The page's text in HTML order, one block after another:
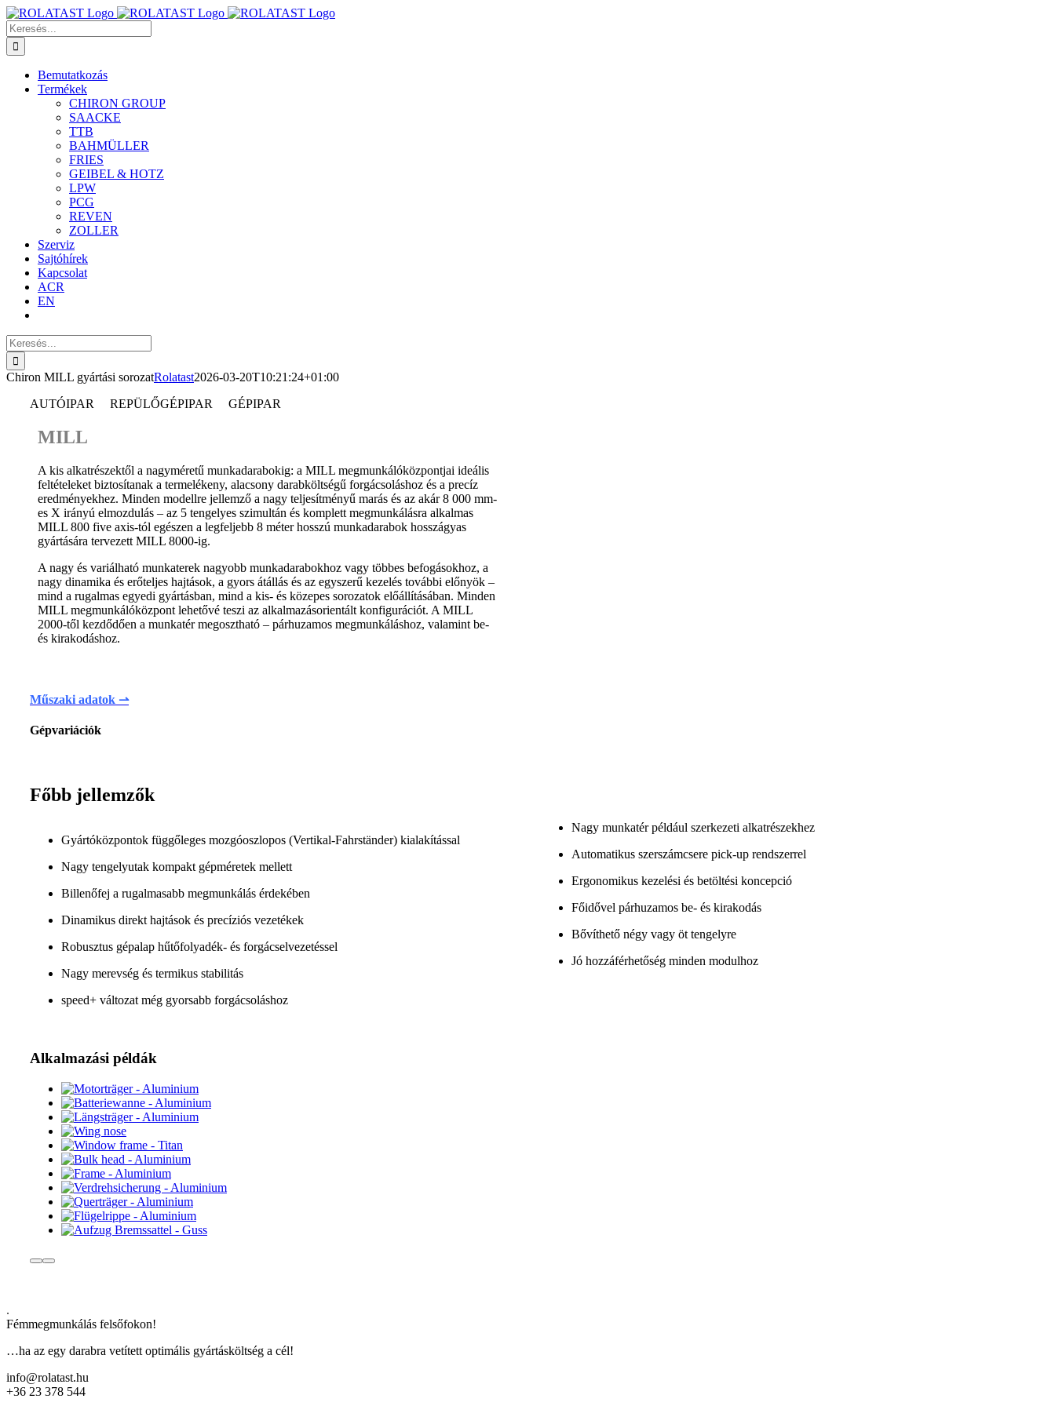
Kihagyás
Keresés...
Bemutatkozás
Termékek
CHIRON GROUP
SAACKE
TTB
BAHMÜLLER
FRIES
GEIBEL & HOTZ
LPW
PCG
REVEN
ZOLLER
Szerviz
Sajtóhírek
Kapcsolat
ACR
EN
Keresés...
Chiron MILL gyártási sorozatRolatast2026-03-20T10:21:24+01:00
AUTÓIPAR REPÜLŐGÉPIPAR GÉPIPAR
MILL
A kis alkatrészektől a nagyméretű munkadarabokig: a MILL megmunkálóközpontjai ideális
feltételeket biztosítanak a termelékeny, alacsony darabköltségű forgácsoláshoz és a precíz
eredményekhez. Minden modellre jellemző a nagy teljesítményű marás és az akár 8 000 mm-
es X irányú elmozdulás – az 5 tengelyes szimultán és komplett megmunkálásra alkalmas
MILL 800 five axis-tól egészen a legfeljebb 8 méter hosszú munkadarabok hosszágyas
gyártására tervezett MILL 8000-ig.
A nagy és variálható munkaterek nagyobb munkadarabokhoz vagy többes befogásokhoz, a
nagy dinamika és erőteljes hajtások, a gyors átállás és az egyszerű kezelés további előnyök –
mind a rugalmas egyedi gyártásban, mind a kis- és közepes sorozatok előállításában. Minden
MILL megmunkálóközpont lehetővé teszi az alkalmazásorientált konfigurációt. A MILL
2000-től kezdődően a munkatér megosztható – párhuzamos megmunkáláshoz, valamint be-
és kirakodáshoz.
Műszaki adatok ⇀
Gépvariációk
Főbb jellemzők
Gyártóközpontok függőleges mozgóoszlopos (Vertikal-Fahrständer) kialakítással
Nagy tengelyutak kompakt gépméretek mellett
Billenőfej a rugalmasabb megmunkálás érdekében
Dinamikus direkt hajtások és precíziós vezetékek
Robusztus gépalap hűtőfolyadék- és forgácselvezetéssel
Nagy merevség és termikus stabilitás
speed+ változat még gyorsabb forgácsoláshoz
Nagy munkatér például szerkezeti alkatrészekhez
Automatikus szerszámcsere pick-up rendszerrel
Ergonomikus kezelési és betöltési koncepció
Főidővel párhuzamos be- és kirakodás
Bővíthető négy vagy öt tengelyre
Jó hozzáférhetőség minden modulhoz
Alkalmazási példák
.
Fémmegmunkálás felsőfokon!
…ha az egy darabra vetített optimális gyártásköltség a cél!
info@rolatast.hu
+36 23 378 544